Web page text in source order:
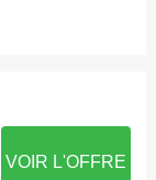
VOIR L'OFFRE